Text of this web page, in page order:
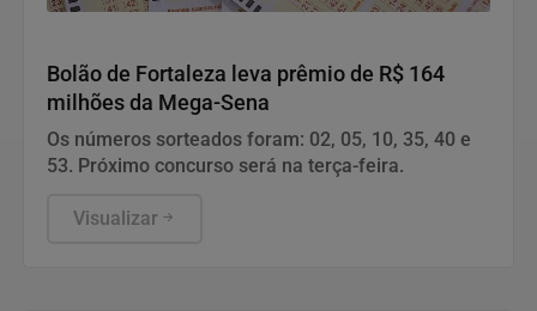
Bolão de Fortaleza leva prêmio de R$ 164
milhões da Mega-Sena
Os números sorteados foram: 02, 05, 10, 35, 40 e
53. Próximo concurso será na terça-feira.
Visualizar